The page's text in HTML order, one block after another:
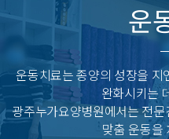
운
운동치료는 종양의 성장을
완화시키는
광주누가요양병원에서는 전
맞춤 운동을